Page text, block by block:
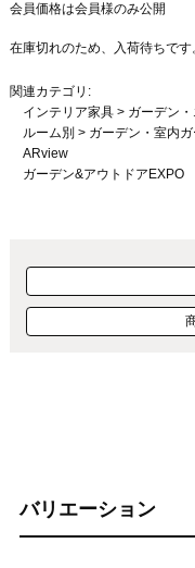
会員価格は会員様のみ公開
在庫切れのため、入荷待ちです
関連カテゴリ:
インテリア家具> ガーデン
ルーム別 > ガーデン・室内
ARview
ガーデン&アウトドアEXPO
バリエーション